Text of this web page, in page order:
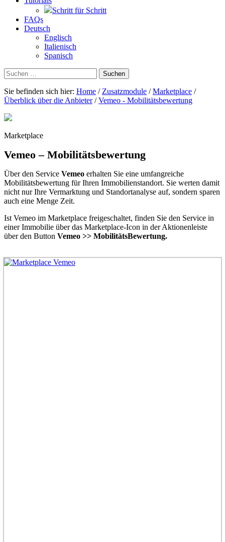
Schritt für Schritt
FAQs
Deutsch
Englisch
Italienisch
Spanisch
Suchen
nach:
Sie befinden sich hier: Home / Zusatzmodule /Marketplace /
Überblick über die Anbieter/Vemeo - Mobilitätsbewertung
Marketplace
Vemeo – Mobilitätsbewertung
Über den Service Vemeo erhalten Sie eine umfangreiche
Mobilitätsbewertung für Ihren Immobilienstandort. Sie werten damit
nicht nur Ihre Vermarktung und Standortanalyse auf, sondern sparen
auch eine Menge Zeit.
Ist Vemeo im Marketplace freigeschaltet, finden Sie den Service in
einer Immobilie über das Marketplace-Icon in der Aktionenleiste
über den Button Vemeo >> MobilitätsBewertung.